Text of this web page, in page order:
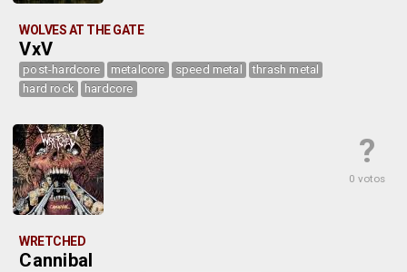
WOLVES AT THE GATE
VxV
post-hardcore metalcore speed metal
thrash metal
hard rock
hardcore
?
0 votos
WRETCHED
Cannibal